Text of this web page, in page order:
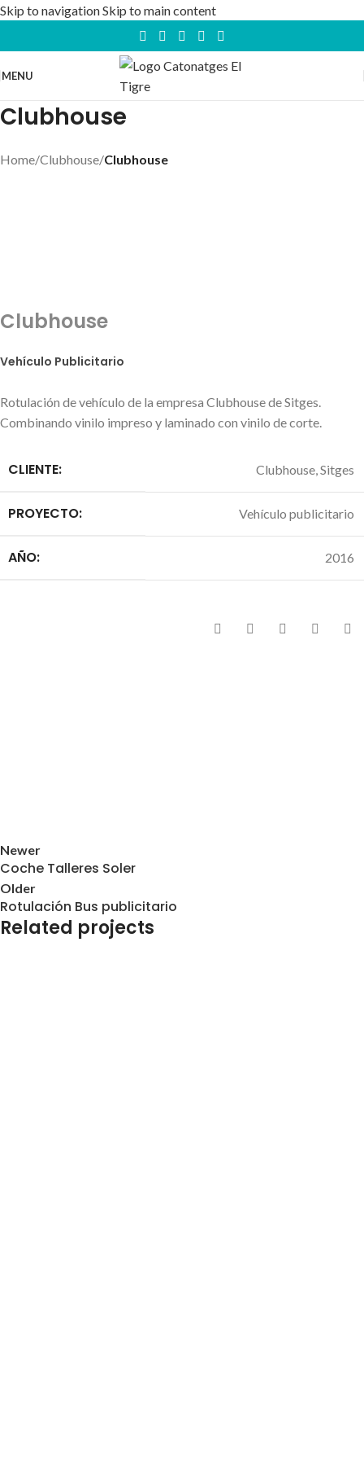
Skip to navigationSkip to main content
MENU
Clubhouse
Home/Clubhouse/Clubhouse
Clubhouse
Vehículo Publicitario
Rotulación de vehículo de la empresa Clubhouse de Sitges.
Combinando vinilo impreso y laminado con vinilo de corte.
CLIENTE: Clubhouse, Sitges
PROYECTO: Vehículo publicitario
AÑO: 2016
Newer
Coche Talleres Soler
Older
Rotulación Bus publicitario
Related projects